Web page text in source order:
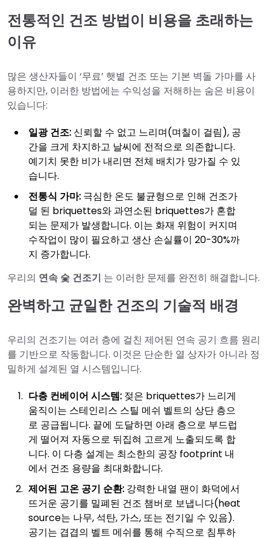
전통적인 건조 방법이 비용을 초래하는
이유
많은 생산자들이 ‘무료’ 햇볕 건조 또는 기본 벽돌 가마를 사
용하지만, 이러한 방법에는 수익성을 저해하는 숨은 비용이
있습니다:
일광 건조: 신뢰할 수 없고 느리며(며칠이 걸림), 공
간을 크게 차지하고 날씨에 전적으로 의존합니다.
예기치 못한 비가 내리면 전체 배치가 망가질 수 있
습니다.
전통식 가마: 극심한 온도 불균형으로 인해 건조가
덜 된 briquettes와 과연소된 briquettes가 혼합
되는 문제가 발생합니다. 이는 화재 위험이 커지며
수작업이 많이 필요하고 생산 손실률이 20-30%까
지 증가합니다.
우리의 연속 숯 건조기 는 이러한 문제를 완전히 해결합니다.
완벽하고 균일한 건조의 기술적 배경
우리의 건조기는 여러 층에 걸친 제어된 연속 공기 흐름 원리
를 기반으로 작동합니다. 이것은 단순한 열 상자가 아니라 정
밀하게 설계된 열 시스템입니다.
다층 컨베이어 시스템: 젖은 briquettes가 느리게
움직이는 스테인리스 스틸 메쉬 벨트의 상단 층으
로 공급됩니다. 끝에 도달하면 아래 층으로 부드럽
게 떨어져 자동으로 뒤집혀 고르게 노출되도록 합
니다. 이 다층 설계는 최소한의 공장 footprint 내
에서 건조 용량을 최대화합니다.
제어된 고온 공기 순환: 강력한 내열 팬이 화덕에서
뜨거운 공기를 밀폐된 건조 챔버로 보냅니다(heat
source는 나무, 석탄, 가스, 또는 전기일 수 있음).
공기는 겹겹의 벨트 메쉬를 통해 수직으로 침투하